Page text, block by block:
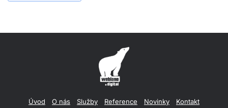
Úvod O nás Služby Reference Novinky Kontakt